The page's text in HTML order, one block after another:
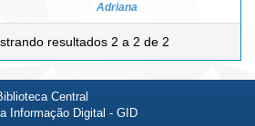
Adriana
resultados 2 a 2 de 2
Central
Informação Digital - GID